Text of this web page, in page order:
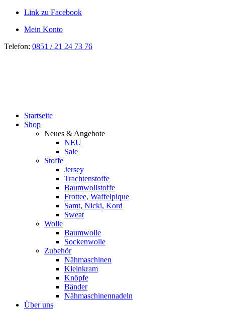
Link zu Facebook
Mein Konto
Telefon: 0851 / 21 24 73 76
Startseite
Shop
Neues & Angebote
NEU
Sale
Stoffe
Jersey
Trachtenstoffe
Baumwollstoffe
Frottee, Waffelpique
Samt, Nicki, Kord
Sweat
Wolle
Baumwolle
Sockenwolle
Zubehör
Nähmaschinen
Kleinkram
Knöpfe
Bänder
Nähmaschinennadeln
Über uns